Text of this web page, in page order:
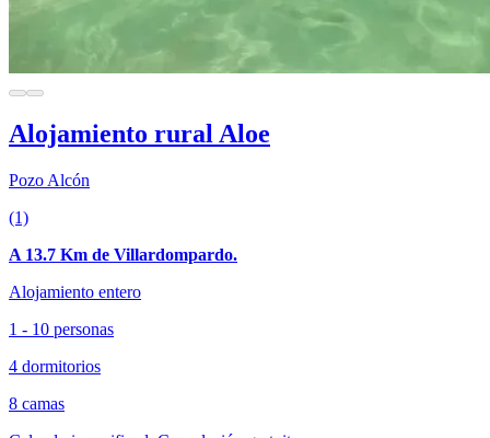
Alojamiento rural Aloe
Pozo Alcón
(1)
A 13.7 Km de Villardompardo.
Alojamiento entero
1 - 10 personas
4 dormitorios
8 camas